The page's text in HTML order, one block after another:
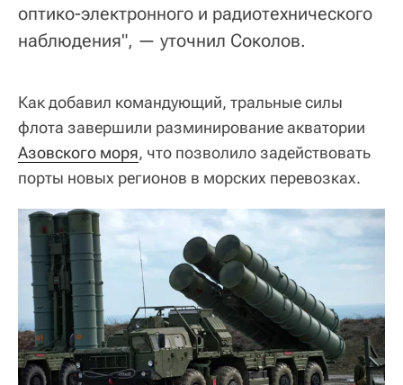
оптико-электронного и радиотехнического
наблюдения", — уточнил Соколов.
Как добавил командующий, тральные силы
флота завершили разминирование акватории
Азовского моря, что позволило задействовать
порты новых регионов в морских перевозках.